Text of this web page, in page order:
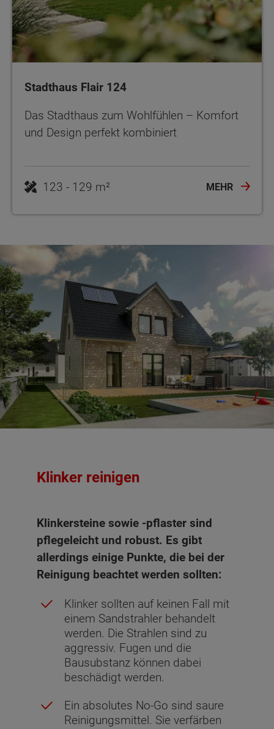
Stadthaus Flair 124
Das Stadthaus zum Wohlfühlen – Komfort
und Design perfekt kombiniert
123 - 129 m² MEHR
Klinker reinigen
Klinkersteine sowie -pflaster sind
pflegeleicht und robust. Es gibt
allerdings einige Punkte, die bei der
Reinigung beachtet werden sollten:
Klinker sollten auf keinen Fall mit
einem Sandstrahler behandelt
werden. Die Strahlen sind zu
aggressiv. Fugen und die
Bausubstanz können dabei
beschädigt werden.
Ein absolutes No-Go sind saure
Reinigungsmittel. Sie verfärben